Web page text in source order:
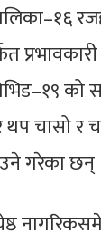
चासो र
गरेका छन्